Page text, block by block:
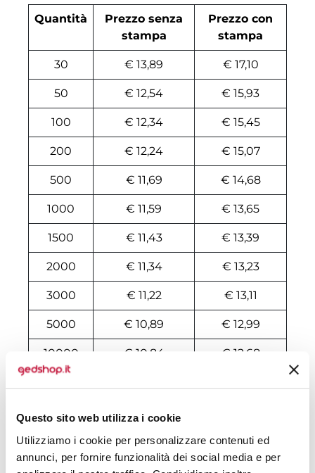
Questo sito web utilizza i cookie
Utilizziamo i cookie per personalizzare contenuti ed
annunci, per fornire funzionalità dei social media e per
Quantità
Prezzo senza
stampa
Prezzo con
stampa
30 € 13,89 € 17,10
50 € 12,54 € 15,93
100 € 12,34 € 15,45
200 € 12,24 € 15,07
500 € 11,69 € 14,68
1000 € 11,59 € 13,65
1500 € 11,43 € 13,39
2000 € 11,34 € 13,23
3000 € 11,22 € 13,11
5000 € 10,89 € 12,99
10000 € 10,84 € 12,68
Area di personalizzazione